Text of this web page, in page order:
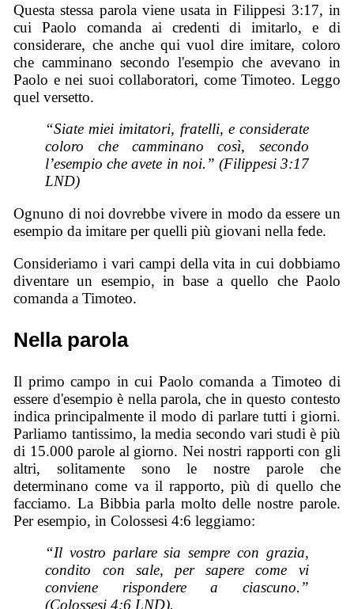
Questa stessa parola viene usata in Filippesi 3:17, in
cui Paolo comanda ai credenti di imitarlo, e di
considerare, che anche qui vuol dire imitare, coloro
che camminano secondo l'esempio che avevano in
Paolo e nei suoi collaboratori, come Timoteo. Leggo
quel versetto.
“Siate miei imitatori, fratelli, e considerate
coloro che camminano così, secondo
l’esempio che avete in noi.” (Filippesi 3:17
LND)
Ognuno di noi dovrebbe vivere in modo da essere un
esempio da imitare per quelli più giovani nella fede.
Consideriamo i vari campi della vita in cui dobbiamo
diventare un esempio, in base a quello che Paolo
comanda a Timoteo.
Nella parola
Il primo campo in cui Paolo comanda a Timoteo di
essere d'esempio è nella parola, che in questo contesto
indica principalmente il modo di parlare tutti i giorni.
Parliamo tantissimo, la media secondo vari studi è più
di 15.000 parole al giorno. Nei nostri rapporti con gli
altri, solitamente sono le nostre parole che
determinano come va il rapporto, più di quello che
facciamo. La Bibbia parla molto delle nostre parole.
Per esempio, in Colossesi 4:6 leggiamo:
“Il vostro parlare sia sempre con grazia,
condito con sale, per sapere come vi
conviene rispondere a ciascuno.”
(Colossesi 4:6 LND).